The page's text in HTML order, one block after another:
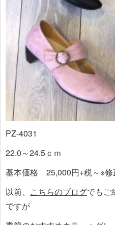
PZ-4031
22.0～24.5ｃｍ
基本価格 25,000円+税～※修
以前、 こちらのブログでもご
ですが